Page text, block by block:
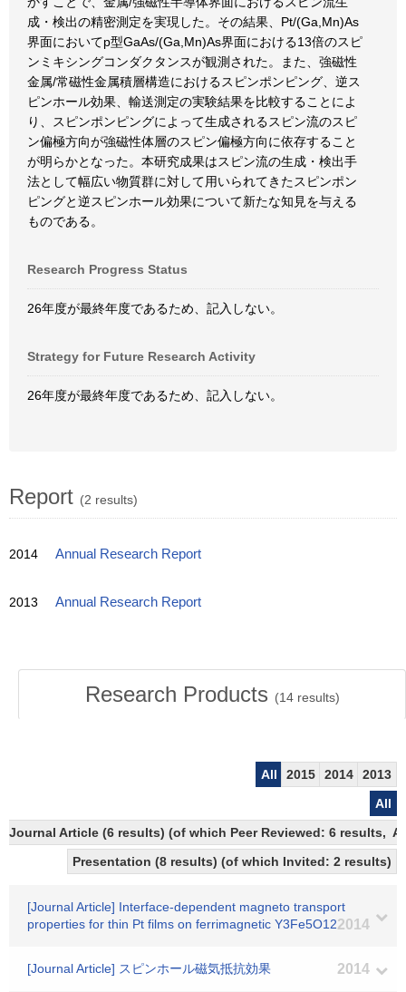
成・検出の精密測定を実現した。その結果、Pt/(Ga,Mn)As
界面においてp型GaAs/(Ga,Mn)As界面における13倍のスピ
ンミキシングコンダクタンスが観測された。また、強磁性
金属/常磁性金属積層構造におけるスピンポンピング、逆ス
ピンホール効果、輸送測定の実験結果を比較することによ
り、スピンポンピングによって生成されるスピン流のスピ
ン偏極方向が強磁性体層のスピン偏極方向に依存すること
が明らかとなった。本研究成果はスピン流の生成・検出手
法として幅広い物質群に対して用いられてきたスピンポン
ピングと逆スピンホール効果について新たな知見を与える
ものである。
Research Progress Status
26年度が最終年度であるため、記入しない。
Strategy for Future Research Activity
26年度が最終年度であるため、記入しない。
Report (2 results)
2014 Annual Research Report
2013 Annual Research Report
Research Products (14results)
All 2015 2014
2013
All
Journal Article (6 results) (of which Peer Reviewed: 6 results,
Presentation (8 results) (of which Invited: 2 results)
[Journal Article] Interface-dependent magneto transport
properties for thin Pt films on ferrimagnetic Y3Fe5O122014
[Journal Article] スピンホール磁気抵抗効果 2014